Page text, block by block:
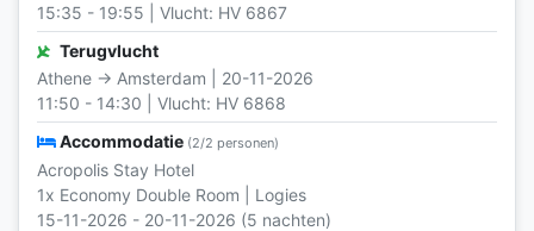
15:35 - 19:55 | Vlucht: HV 6867
Terugvlucht
Athene → Amsterdam | 20-11-2026
11:50 - 14:30 | Vlucht: HV 6868
Accommodatie (2/2 personen)
Acropolis Stay Hotel
1x Economy Double Room | Logies
15-11-2026 - 20-11-2026 (5 nachten)